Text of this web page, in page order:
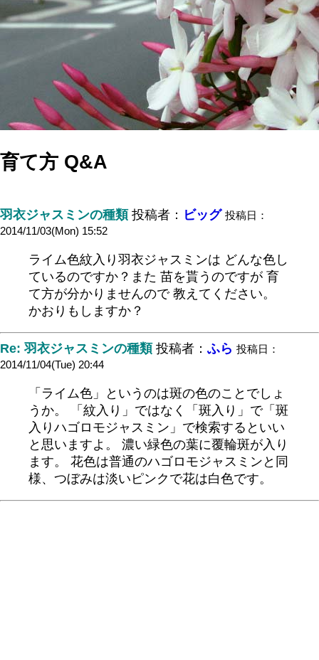
育て方 Q&A
羽衣ジャスミンの種類投稿者： ビッグ 投稿日：
2014/11/03(Mon) 15:52
ライム色紋入り羽衣ジャスミンは どんな色し
ているのですか？また 苗を貰うのですが 育
て方が分かりませんので 教えてください。
かおりもしますか？
Re: 羽衣ジャスミンの種類投稿者： ふら 投稿日：
2014/11/04(Tue) 20:44
「ライム色」というのは斑の色のことでしょ
うか。 「紋入り」ではなく「斑入り」で「斑
入りハゴロモジャスミン」で検索するといい
と思いますよ。 濃い緑色の葉に覆輪斑が入り
ます。 花色は普通のハゴロモジャスミンと同
様、つぼみは淡いピンクで花は白色です。